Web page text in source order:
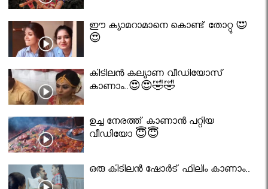
ഈ ക്യാമറാമാനെ കൊണ്ട് തോറ്റു 😍
😍
കിടിലൻ കല്യാണ വീഡിയോസ്
കാണാം..😍😍🤣🤣
ഉച്ച നേരത്ത് കാണാൻ പറ്റിയ
വീഡിയോ 😇😇
ഒരു കിടിലൻ ഷോർട് ഫിലിം കാണാം..